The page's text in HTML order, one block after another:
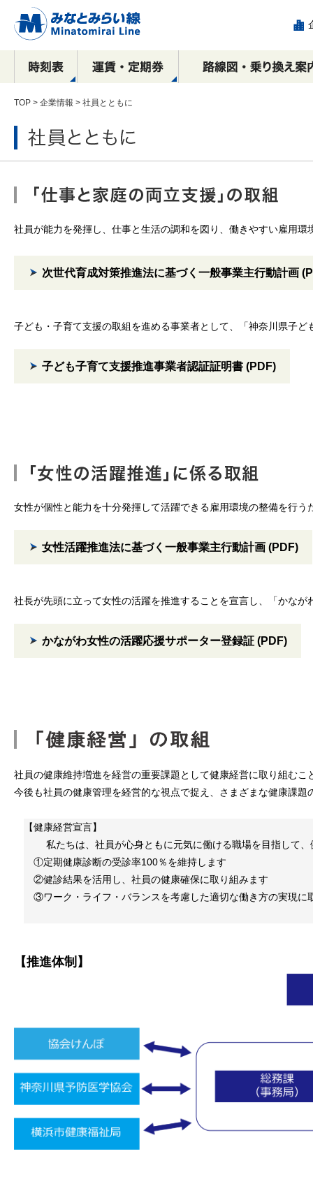
横浜駅
新高島駅
元町・中華街方面
元町
運賃 乗車券の種類
全路線マップ
停車駅・所要時間の
ご案内
目的別で探す！
観光スポット案内
沿線周辺おすすめ
コース
駅看板など
広告出稿のご案内
駅サインボード
デジタルサイネージ
駅構内における
催事物販のご案内
TOP > 企業情報 > 社員とともに
社員が能力を発揮し、仕事と生活の調和を図り、働きやすい雇用
次世代育成対策推進法に基づく一般事業主行動計画
子ども・子育て支援の取組を進める事業者として、「神奈川県子
子ども子育て支援推進事業者認証証明書 (PDF)
女性が個性と能力を十分発揮して活躍できる雇用環境の整備を行
女性活躍推進法に基づく一般事業主行動計画 (PDF)
社長が先頭に立って女性の活躍を推進することを宣言し、「かな
かながわ女性の活躍応援サポーター登録証 (PDF)
社員の健康維持増進を経営の重要課題として健康経営に取り組む
今後も社員の健康管理を経営的な視点で捉え、さまざまな健康課
【健康経営宣言】
私たちは、社員が心身ともに元気に働ける職場を目指して、
①定期健康診断の受診率100％を維持します
②健診結果を活用し、社員の健康確保に取り組みます
③ワーク・ライフ・バランスを考慮した適切な働き方の実現に
【推進体制】